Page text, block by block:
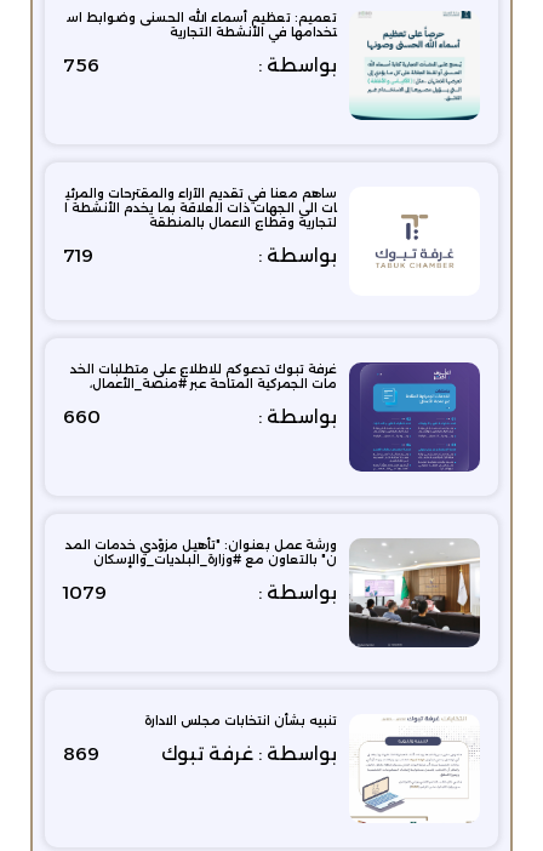
تعميم: تعظيم أسماء الله الحسنى وضوابط اس
تخدامها في الأنشطة التجارية
بواسطة : 756
ساهم معنا في تقديم الآراء والمقترحات والمرئي
ات الى الجهات ذات العلاقة بما يخدم الأنشطة ا
لتجارية وقطاع الاعمال بالمنطقة
بواسطة : 719
غرفة تبوك تدعوكم للاطلاع على متطلبات الخد
مات الجمركية المتاحة عبر #منصة_الأعمال،
بواسطة : 660
ورشة عمل بعنوان: ‏"تأهيل مزوّدي خدمات المد
ن" بالتعاون مع ⁧‫#وزارة_البلديات_والإسكان‬⁩
بواسطة : 1079
تنبيه بشأن انتخابات مجلس الادارة
بواسطة : غرفة تبوك 869